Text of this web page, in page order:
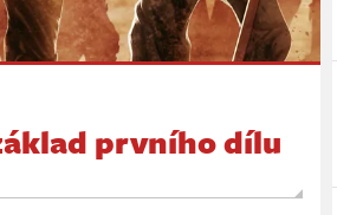
prvního dílu